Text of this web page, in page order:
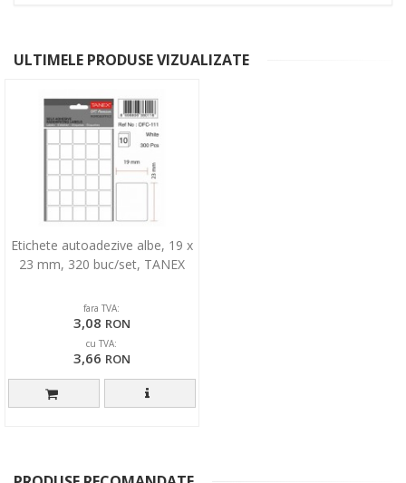
ULTIMELE PRODUSE VIZUALIZATE
Etichete autoadezive albe, 19 x
23 mm, 320 buc/set, TANEX
fara TVA:
3,08 RON
cu TVA:
3,66 RON